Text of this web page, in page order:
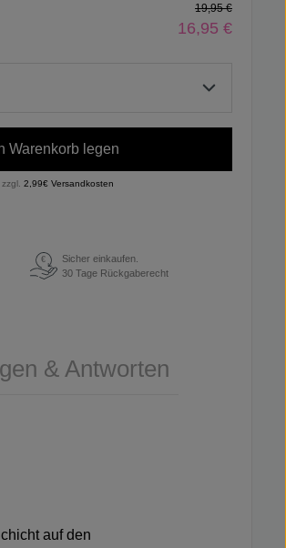
16,95 €
19,95 €
Warenkorb legen
2,99€ Versandkosten
€
Sicher einkaufen.
30 Tage Rückgaberecht
& Antworten
auf den